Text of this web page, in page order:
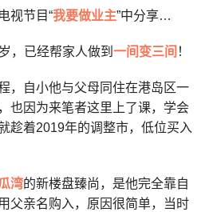
视节目“我要做业主”中分享…
，已经帮家人做到 一间变三间 ！
，自小他与父母同住在港岛区一
也因为来笔者这里上了课，学会
趁着2019年的调整市，低位买入
湾的新楼盘臻尚，是他完全靠自
父亲名购入，原因很简单，当时